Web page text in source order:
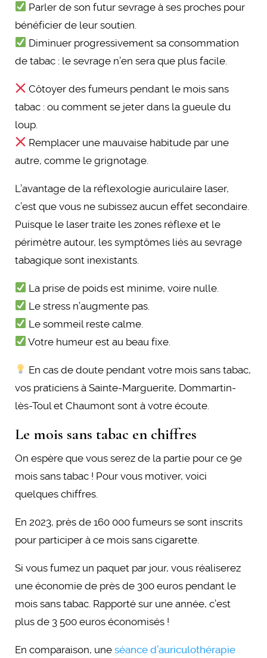
Parler de son futur sevrage à ses proches pour
bénéficier de leur soutien.
Diminuer progressivement sa consommation
de tabac : le sevrage n’en sera que plus facile.
Côtoyer des fumeurs pendant le mois sans
tabac : ou comment se jeter dans la gueule du
loup.
Remplacer une mauvaise habitude par une
autre, comme le grignotage.
L’avantage de la réflexologie auriculaire laser,
c’est que vous ne subissez aucun effet secondaire.
Puisque le laser traite les zones réflexe et le
périmètre autour, les symptômes liés au sevrage
tabagique sont inexistants.
La prise de poids est minime, voire nulle.
Le stress n’augmente pas.
Le sommeil reste calme.
Votre humeur est au beau fixe.
En cas de doute pendant votre mois sans tabac,
vos praticiens à Sainte-Marguerite, Dommartin-
lès-Toul et Chaumont sont à votre écoute.
Le mois sans tabac en chiffres
On espère que vous serez de la partie pour ce 9e
mois sans tabac ! Pour vous motiver, voici
quelques chiffres.
En 2023, près de 160 000 fumeurs se sont inscrits
pour participer à ce mois sans cigarette.
Si vous fumez un paquet par jour, vous réaliserez
une économie de près de 300 euros pendant le
mois sans tabac. Rapporté sur une année, c’est
plus de 3 500 euros économisés !
En comparaison, une séance d’auriculothérapie